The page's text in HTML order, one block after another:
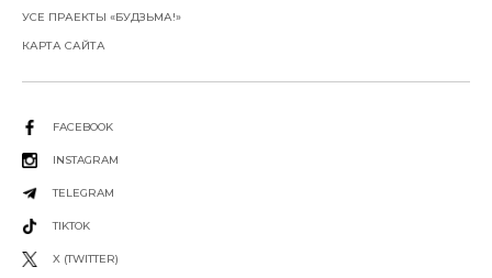
УСЕ ПРАЕКТЫ «БУДЗЬМА!»
КАРТА САЙТА
FACEBOOK
INSTAGRAM
TELEGRAM
TIKTOK
X (TWITTER)